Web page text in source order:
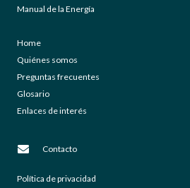
Manual de la Energía
Home
Quiénes somos
Preguntas frecuentes
Glosario
Enlaces de interés
Contacto
Política de privacidad